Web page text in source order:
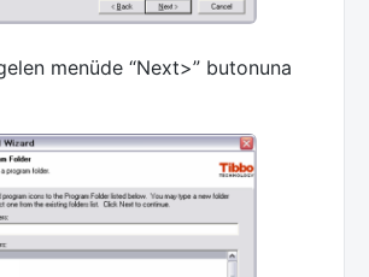
menüde “Next>” butonuna